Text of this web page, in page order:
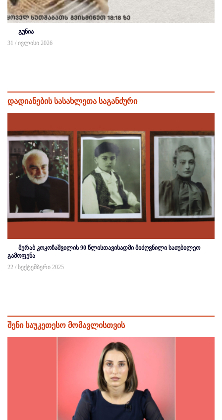
გუნია
31 / ივლისი 2026
დადიანების სასახლეთა საგანძური
მერაბ კოკოჩაშვილის 90 წლისთავისადმი მიძღვნილი საიუბილეო
გამოფენა
22 / სექტემბერი 2025
შენი საუკეთესო მომავლისთვის